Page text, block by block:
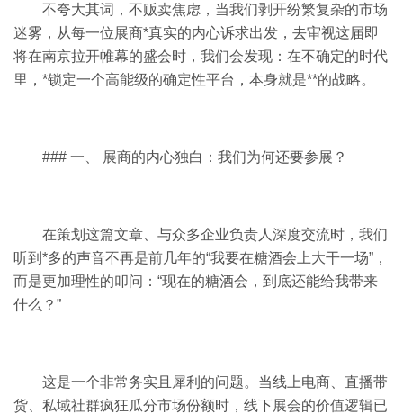
不夸大其词，不贩卖焦虑，当我们剥开纷繁复杂的市场
迷雾，从每一位展商*真实的内心诉求出发，去审视这届即
将在南京拉开帷幕的盛会时，我们会发现：在不确定的时代
里，*锁定一个高能级的确定性平台，本身就是**的战略。
### 一、 展商的内心独白：我们为何还要参展？
在策划这篇文章、与众多企业负责人深度交流时，我们
听到*多的声音不再是前几年的“我要在糖酒会上大干一场”，
而是更加理性的叩问：“现在的糖酒会，到底还能给我带来
什么？”
这是一个非常务实且犀利的问题。当线上电商、直播带
货、私域社群疯狂瓜分市场份额时，线下展会的价值逻辑已